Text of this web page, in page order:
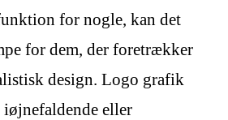
for nogle, kan det
for dem, der foretrækker
design. Logo grafik
eller